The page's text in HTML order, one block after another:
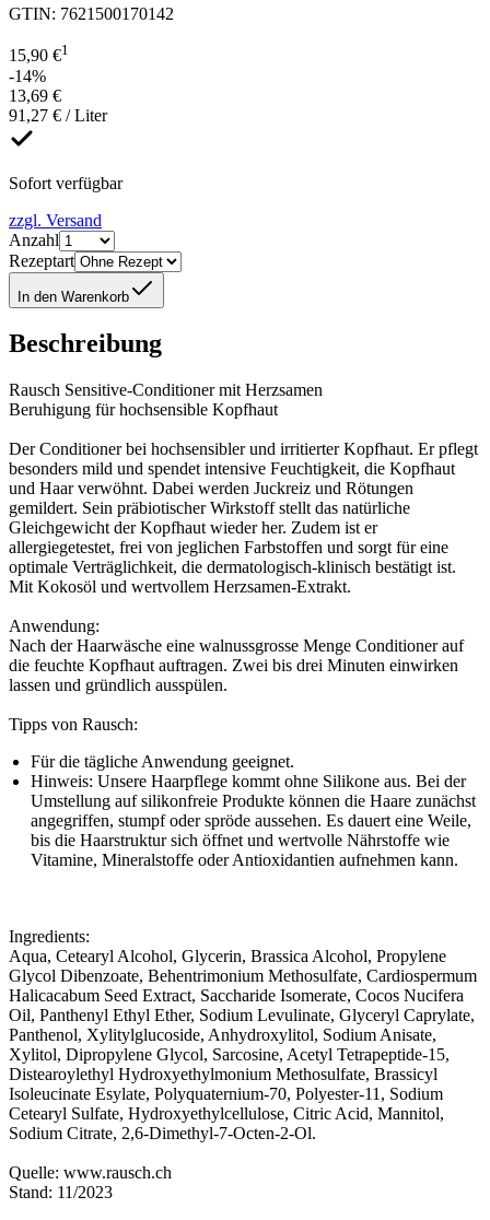
GTIN: 7621500170142
15,90 €1
-14%
13,69 €
91,27 € / Liter
Sofort verfügbar
zzgl. Versand
Anzahl
Rezeptart
In den Warenkorb
Beschreibung
Rausch Sensitive-Conditioner mit Herzsamen
Beruhigung für hochsensible Kopfhaut
Der Conditioner bei hochsensibler und irritierter Kopfhaut. Er pflegt
besonders mild und spendet intensive Feuchtigkeit, die Kopfhaut
und Haar verwöhnt. Dabei werden Juckreiz und Rötungen
gemildert. Sein präbiotischer Wirkstoff stellt das natürliche
Gleichgewicht der Kopfhaut wieder her. Zudem ist er
allergiegetestet, frei von jeglichen Farbstoffen und sorgt für eine
optimale Verträglichkeit, die dermatologisch-klinisch bestätigt ist.
Mit Kokosöl und wertvollem Herzsamen-Extrakt.
Anwendung:
Nach der Haarwäsche eine walnussgrosse Menge Conditioner auf
die feuchte Kopfhaut auftragen. Zwei bis drei Minuten einwirken
lassen und gründlich ausspülen.
Tipps von Rausch:
Für die tägliche Anwendung geeignet.
Hinweis: Unsere Haarpflege kommt ohne Silikone aus. Bei der
Umstellung auf silikonfreie Produkte können die Haare zunächst
angegriffen, stumpf oder spröde aussehen. Es dauert eine Weile,
bis die Haarstruktur sich öffnet und wertvolle Nährstoffe wie
Vitamine, Mineralstoffe oder Antioxidantien aufnehmen kann.
Ingredients:
Aqua, Cetearyl Alcohol, Glycerin, Brassica Alcohol, Propylene
Glycol Dibenzoate, Behentrimonium Methosulfate, Cardiospermum
Halicacabum Seed Extract, Saccharide Isomerate, Cocos Nucifera
Oil, Panthenyl Ethyl Ether, Sodium Levulinate, Glyceryl Caprylate,
Panthenol, Xylitylglucoside, Anhydroxylitol, Sodium Anisate,
Xylitol, Dipropylene Glycol, Sarcosine, Acetyl Tetrapeptide-15,
Distearoylethyl Hydroxyethylmonium Methosulfate, Brassicyl
Isoleucinate Esylate, Polyquaternium-70, Polyester-11, Sodium
Cetearyl Sulfate, Hydroxyethylcellulose, Citric Acid, Mannitol,
Sodium Citrate, 2,6-Dimethyl-7-Octen-2-Ol.
Quelle: www.rausch.ch
Stand: 11/2023